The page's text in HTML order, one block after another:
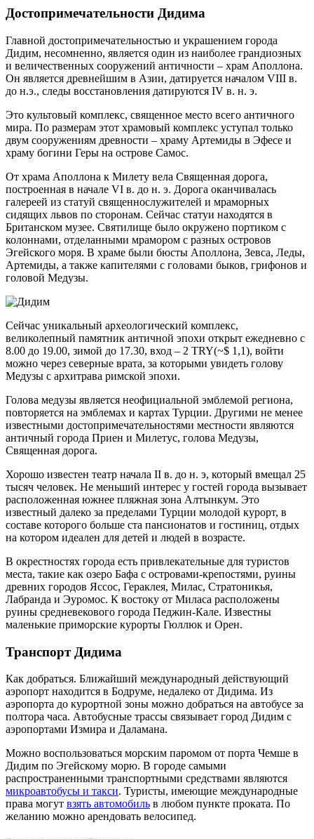
Достопримечательности Дидима
Главной достопримечательностью и украшением города
Дидим, несомненно, является один из наиболее грандиозных
и величественных сооружений античности – храм Аполлона.
Он является древнейшим в Азии, датируется началом VIII в.
до н.э., следы восстановления датируются IV в. н. э.
Это культовый комплекс, священное место всего античного
мира. По размерам этот храмовый комплекс уступал только
двум сооружениям древности – храму Артемиды в Эфесе и
храму богини Геры на острове Самос.
От храма Аполлона к Милету вела Священная дорога,
построенная в начале VI в. до н. э. Дорога оканчивалась
галереей из статуй священнослужителей и мраморных
сидящих львов по сторонам. Сейчас статуи находятся в
Британском музее. Святилище было окружено портиком с
колоннами, отделанными мрамором с разных островов
Эгейского моря. В храме были бюсты Аполлона, Зевса, Леды,
Артемиды, а также капителями с головами быков, грифонов и
головой Медузы.
Сейчас уникальный археологический комплекс,
великолепный памятник античной эпохи открыт ежедневно с
8.00 до 19.00, зимой до 17.30, вход – 2 TRY(~$ 1,1), войти
можно через северные врата, за которыми увидеть голову
Медузы с архитрава римской эпохи.
Голова медузы является неофициальной эмблемой региона,
повторяется на эмблемах и картах Турции. Другими не менее
известными достопримечательностями местности являются
античный города Приен и Милетус, голова Медузы,
Священная дорога.
Хорошо известен театр начала II в. до н. э, который вмещал 25
тысяч человек. Не меньший интерес у гостей города вызывает
расположенная южнее пляжная зона Алтынкум. Это
известный далеко за пределами Турции молодой курорт, в
составе которого больше ста пансионатов и гостиниц, отдых
на котором идеален для детей и людей в возрасте.
В окрестностях города есть привлекательные для туристов
места, такие как озеро Бафа с островами-крепостями, руины
древних городов Яссос, Гераклея, Милас, Стратоникья,
Лабранда и Эуромос. К востоку от Миласа расположены
руины средневекового города Педжин-Кале. Известны
маленькие приморские курорты Гюллюк и Орен.
Транспорт Дидима
Как добраться. Ближайший международный действующий
аэропорт находится в Бодруме, недалеко от Дидима. Из
аэропорта до курортной зоны можно добраться на автобусе за
полтора часа. Автобусные трассы связывает город Дидим с
аэропортами Измира и Даламана.
Можно воспользоваться морским паромом от порта Чемше в
Дидим по Эгейскому морю. В городе самыми
распространенными транспортными средствами являются
микроавтобусы и такси. Туристы, имеющие международные
права могут взять автомобиль в любом пункте проката. По
желанию можно арендовать велосипед.